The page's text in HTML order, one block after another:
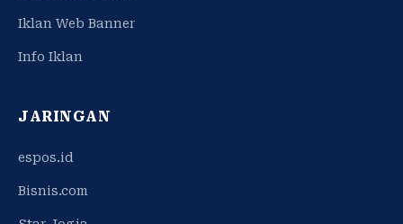
Iklan Web Banner
Info Iklan
JARINGAN
espos.id
Bisnis.com